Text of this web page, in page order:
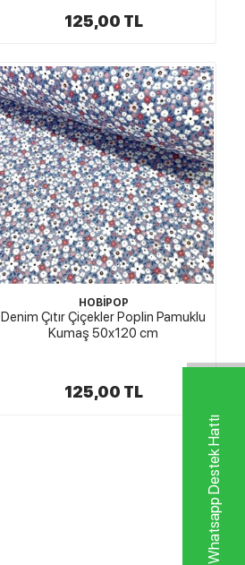
Whatsapp Destek Hattı
125,00 TL
HOBİPOP
Denim Çıtır Çiçekler Poplin Pamuklu
Kumaş 50x120 cm
125,00 TL